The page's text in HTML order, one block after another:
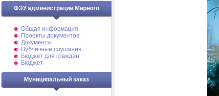
ФЭУ администрации Мирного
Общая информация
Проекты документов
Документы
Публичные слушания
Бюджет для граждан
Бюджет
Муниципальный заказ